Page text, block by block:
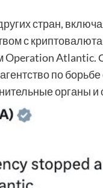
стран,
с
Operation
по
органы и